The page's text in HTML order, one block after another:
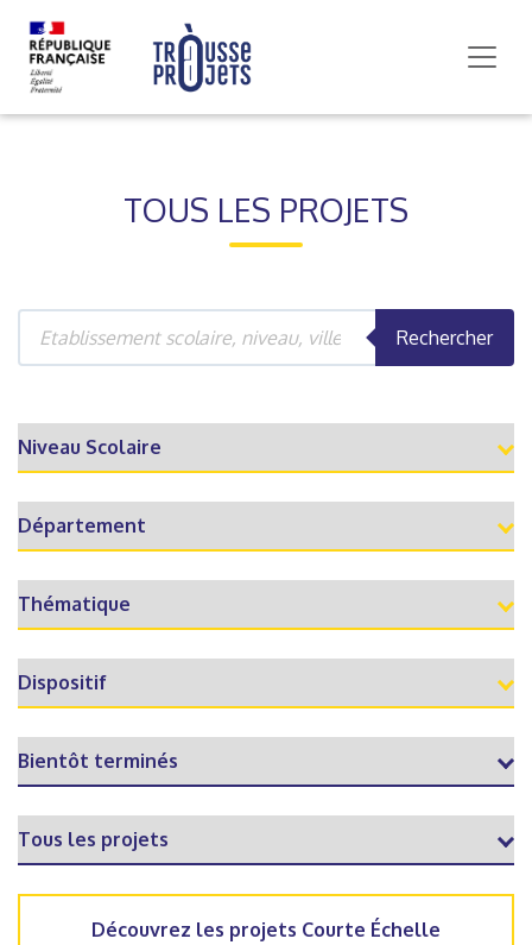
TOUS LES PROJETS
Rechercher
Découvrez les projets Courte Échelle